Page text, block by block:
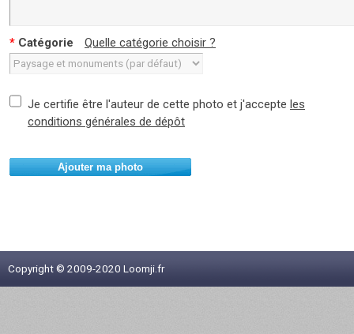
* Catégorie Quelle catégorie choisir ?
Je certifie être l'auteur de cette photo et j'accepte les
conditions générales de dépôt
Ajouter ma photo
Copyright © 2009-2020 Loomji.fr